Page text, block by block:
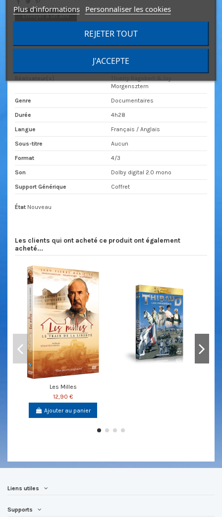
Envoyer à un ami
Morgensztern
Genre Documentaires
Durée 4h28
Langue Français / Anglais
Sous-titre Aucun
Format 4/3
Son Dolby digital 2.0 mono
Support Générique Coffret
État Nouveau
Les clients qui ont acheté ce produit ont également
acheté...
Les Milles
12,90 €
Ajouter au panier
Liens utiles
Supports
Plus d'informations Personnaliser les cookies
REJETER TOUT
J'ACCEPTE